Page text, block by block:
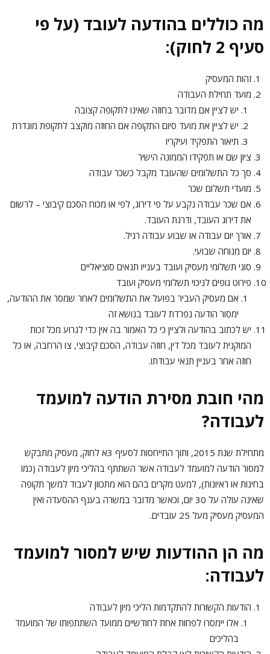
מה כוללים בהודעה לעובד (על פי
סעיף 2 לחוק):
זהות המעסיק
מועד תחילת העבודה
יש לציין אם מדובר בחוזה שאינו לתקופה קצובה
יש לציין את מועד סיום התקופה אם החוזה מוקצב לתקופת מוגדרת
תיאור התפקיד ועיקריו
ציון שם או תפקידו הממונה הישיר
סך כל התשלומים שהעובד מקבל כשכר עבודה
מועדי תשלום שכר
אם שכר עבודה נקבע על פי דירוג, לפי או מכוח הסכם קיבוצי – לרשום
את דירוג העובד, ודרגת העובד.
אורך יום עבודה או שבוע עבודה רגיל.
יום מנוחה שבועי.
סוגי תשלומי מעסיק ועובד בענייו תנאים סוציאליים
פירוט גופים לניכוי תשלומי מעסיק ועובד
אם מעסיק העביר בפועל את התשלומים לאחר שמסר את ההודעה,
ימסור הודעה נפרדת לעובד בנושא זה
יש לכתוב בהודעה ולציין כי כל האמור בה אין כדי לגרוע מכל זכות
המוקנית לעובד מכל דין, חוזה עבודה, הסכם קיבוצי, צו הרחבה, או כל
חוזה אחר בעניין תנאי עבודתו.
מהי חובת מסירת הודעה למועמד
לעבודה?
מתחילת שנת 2015, ותוך התייחסות לסעיף 3א לחוק, מעסיק מתבקש
למסור הודעה למועמד לעבודה אשר השתתף בהליכי מיון לעבודה (כמו
בחינות או ראיונות), למעט מקרים בהם הוא מתכוון לעבוד למשך תקופה
שאינה עולה על 30 יום, וכאשר מדובר במשרה בענף ההסעדה ואין
המעסיק מעסיק מעל 25 עובדים.
מה הן ההודעות שיש למסור למועמד
לעבודה:
הודעות הקשורות להתקדמות הליכי מיון לעבודה
אלו יימסרו לפחות אחת לחודשיים ממועד השתתפותו של המועמד
בהליכים